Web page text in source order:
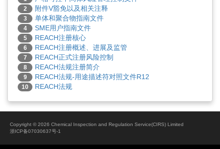
2 附件V豁免以及相关注释
3 单体和聚合物指南文件
4 SME用户指南文件
5 REACH注册核心
6 REACH注册概述、进展及监管
7 REACH正式注册风险控制
8 REACH法规注册简介
9 REACH法规-用途描述符对照文件R12
10 REACH法规
Copyright ©2026 Chemical Inspection and Regulation Service(CIRS) Limited
浙ICP备07030637号-1